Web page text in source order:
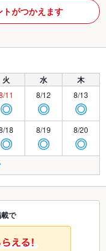
トがつかえます
火 水 木
11
◎
8/12
◎
8/13
◎
18
◎
8/19
◎
8/20
◎
25
◎ ◎ ◎
9/1
◎
9/2 9/3
で